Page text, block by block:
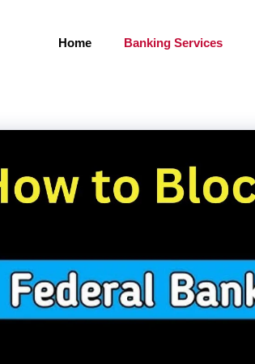
Home Banking Services